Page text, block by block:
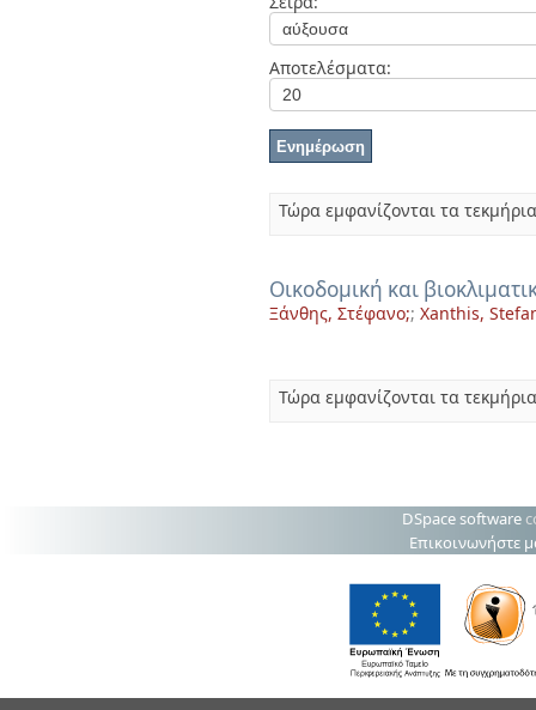
Αποτελέσματα:
Τώρα εμφανίζονται τα
Οικοδομική και
Ξάνθης, Στέφανο;; Xanthis,
Τώρα εμφανίζονται τα
DSpace software
Επικοινωνήστε